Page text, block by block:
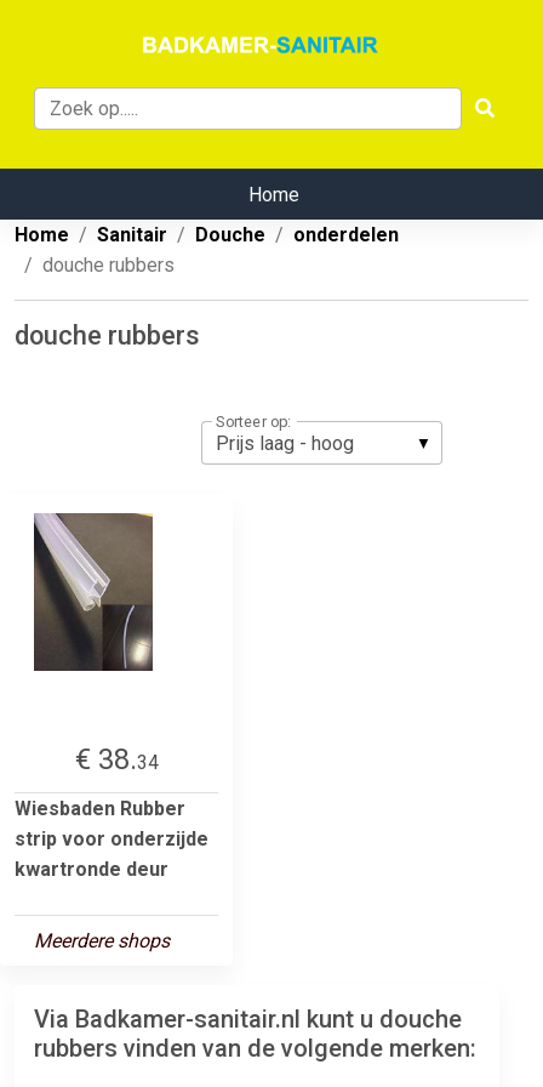
Home
Home
Sanitair Douche
onderdelen
douche rubbers
douche rubbers
Sorteer op:
€ 38.34
Wiesbaden Rubber
strip voor onderzijde
kwartronde deur
Meerdere shops
Via Badkamer-sanitair.nl kunt u douche
rubbers vinden van de volgende merken: